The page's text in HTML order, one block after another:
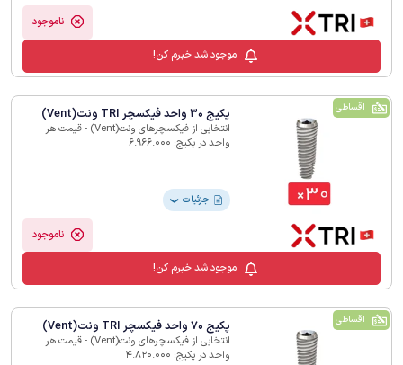
ناموجود
موجود شد خبرم کن!
اقساطی پکیج 30 واحد فیکسچر TRI ونت(Vent)
انتخابی از فیکسچرهای ونت(Vent) - قیمت هر
واحد در پکیج: 6.966.000
جزئیات ❯
ناموجود
موجود شد خبرم کن!
اقساطی پکیج 70 واحد فیکسچر TRI ونت(Vent)
انتخابی از فیکسچرهای ونت(Vent) - قیمت هر
واحد در پکیج: 4.820.000